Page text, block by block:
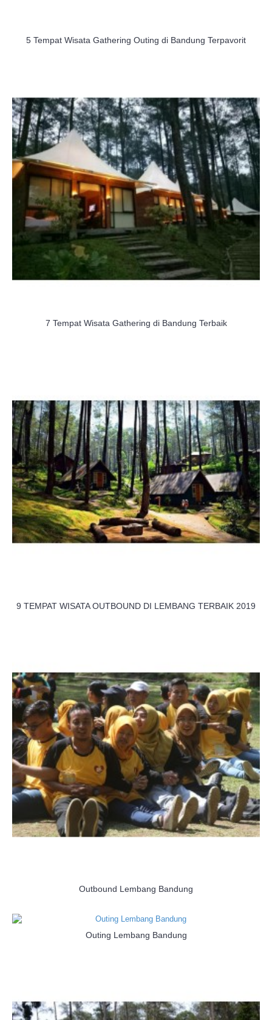
5 Tempat Wisata Gathering Outing di Bandung Terpavorit
7 Tempat Wisata Gathering di Bandung Terbaik
9 TEMPAT WISATA OUTBOUND DI LEMBANG TERBAIK 2019
Outbound Lembang Bandung
Outing Lembang Bandung